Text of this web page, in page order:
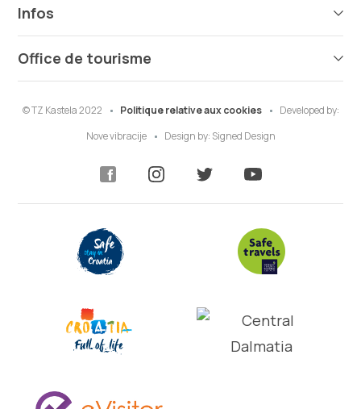
Infos
Office de tourisme
© TZ Kastela 2022 Politique relative aux cookies
Developed by:
Nove vibracije
Design by: Signed Design